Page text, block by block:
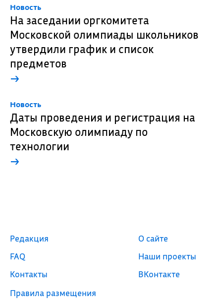
Новость
На заседании оргкомитета
Московской олимпиады школьников
утвердили график и список
предметов
→
Новость
Даты проведения и регистрация на
Московскую олимпиаду по
технологии
→
Редакция
FAQ
Контакты
Правила размещения
О сайте
Наши проекты
ВКонтакте